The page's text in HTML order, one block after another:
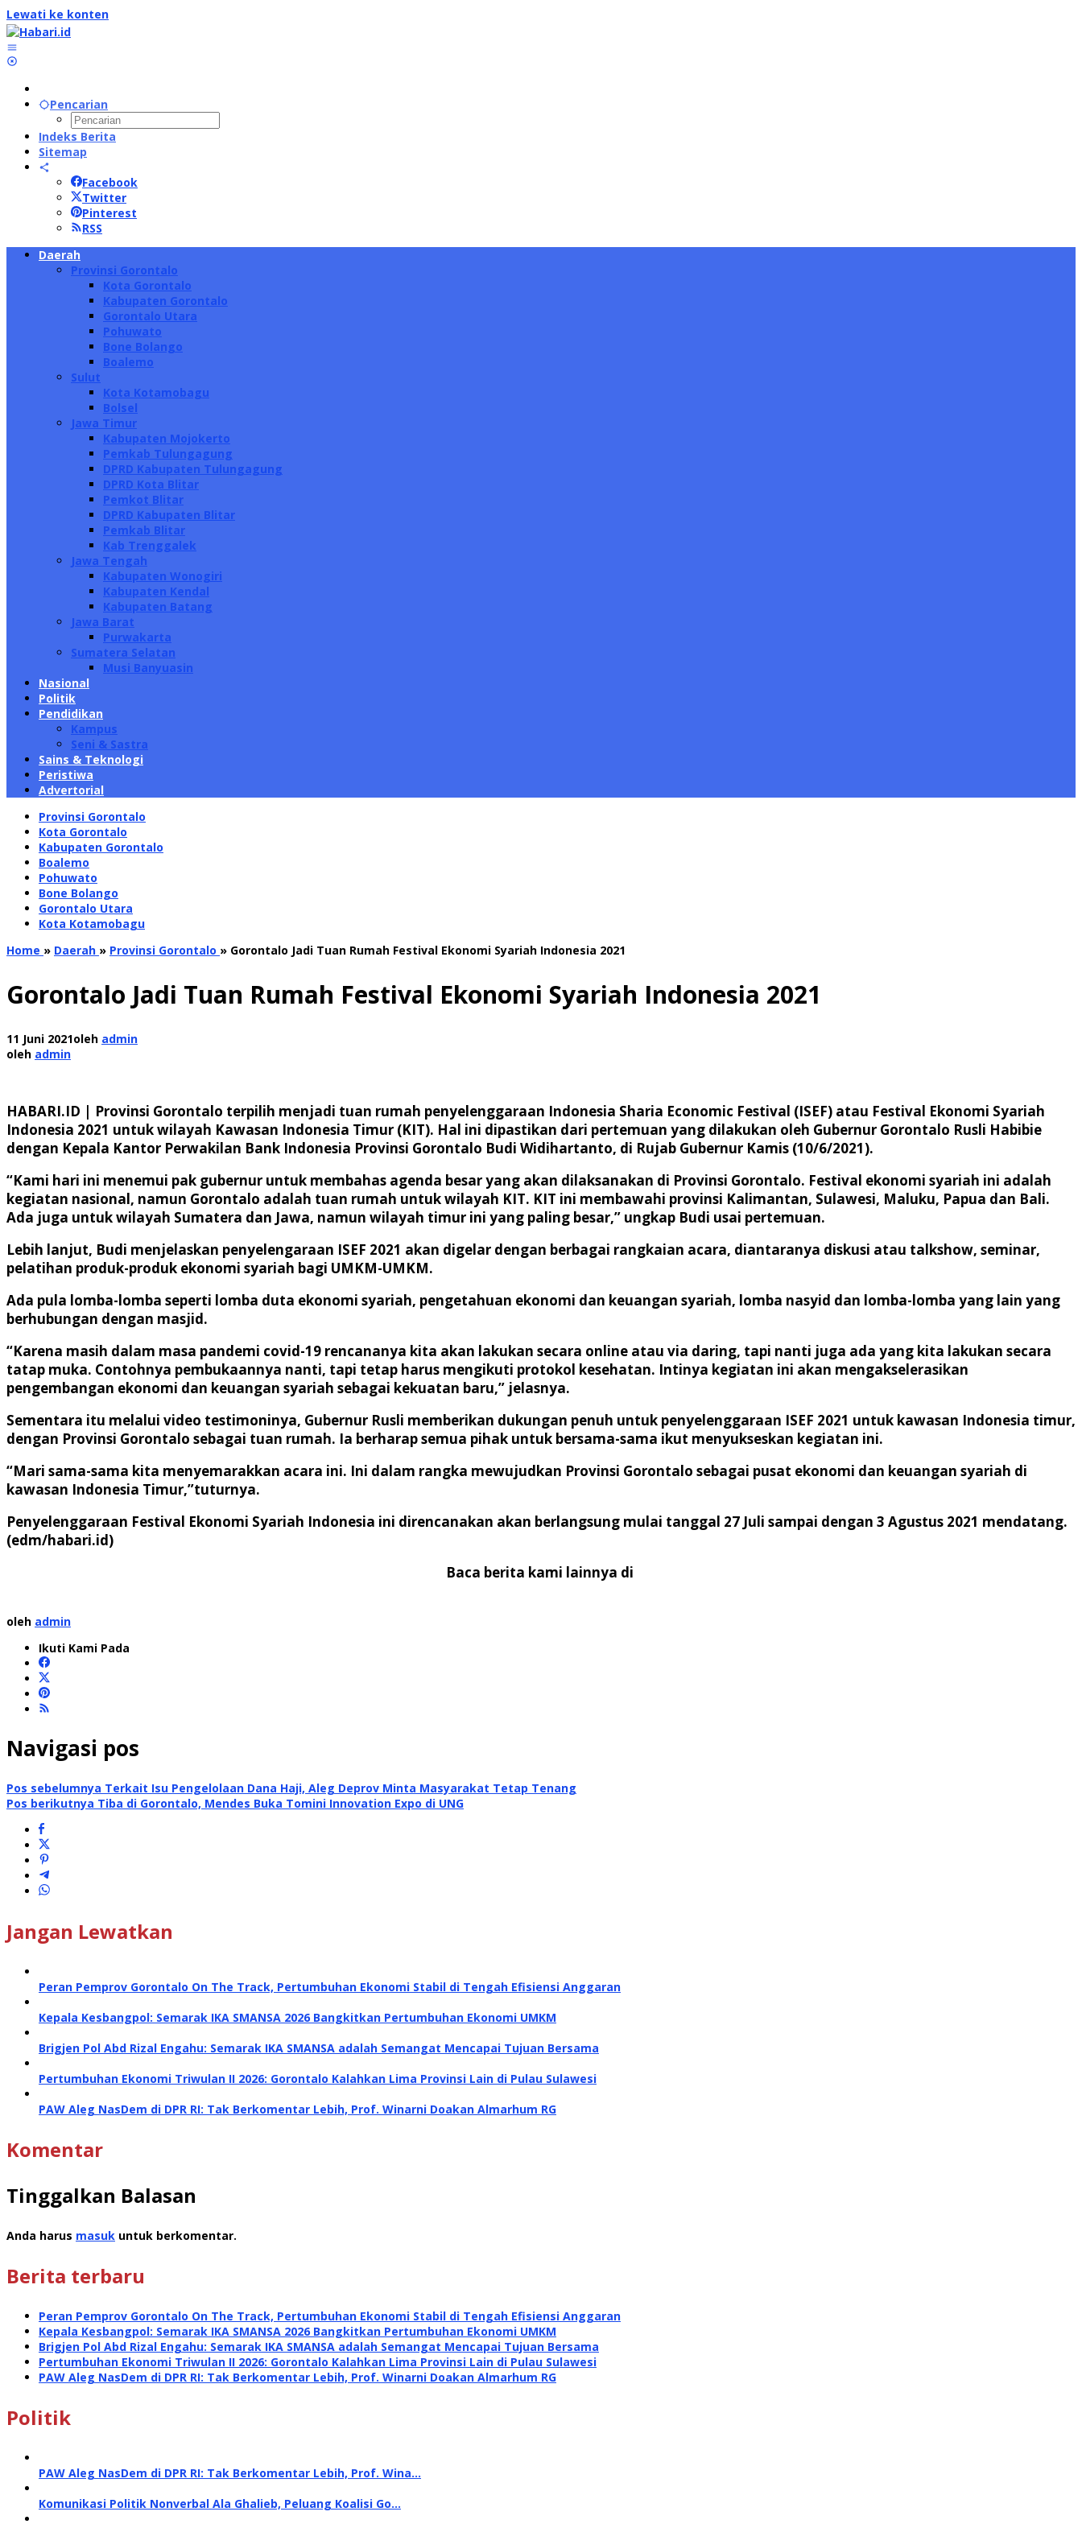
Lewati ke konten
Pencarian
Indeks Berita
Sitemap
Facebook
Twitter
Pinterest
RSS
Daerah
Provinsi Gorontalo
Kota Gorontalo
Kabupaten Gorontalo
Gorontalo Utara
Pohuwato
Bone Bolango
Boalemo
Sulut
Kota Kotamobagu
Bolsel
Jawa Timur
Kabupaten Mojokerto
Pemkab Tulungagung
DPRD Kabupaten Tulungagung
DPRD Kota Blitar
Pemkot Blitar
DPRD Kabupaten Blitar
Pemkab Blitar
Kab Trenggalek
Jawa Tengah
Kabupaten Wonogiri
Kabupaten Kendal
Kabupaten Batang
Jawa Barat
Purwakarta
Sumatera Selatan
Musi Banyuasin
Nasional
Politik
Pendidikan
Kampus
Seni & Sastra
Sains & Teknologi
Peristiwa
Advertorial
Provinsi Gorontalo
Kota Gorontalo
Kabupaten Gorontalo
Boalemo
Pohuwato
Bone Bolango
Gorontalo Utara
Kota Kotamobagu
Home » Daerah » Provinsi Gorontalo » Gorontalo Jadi Tuan Rumah Festival Ekonomi Syariah Indonesia 2021
Gorontalo Jadi Tuan Rumah Festival Ekonomi Syariah Indonesia 2021
11 Juni 2021oleh admin
oleh admin
HABARI.ID | Provinsi Gorontalo terpilih menjadi tuan rumah penyelenggaraan Indonesia Sharia Economic Festival (ISEF) atau Festival Ekonomi Syariah
Indonesia 2021 untuk wilayah Kawasan Indonesia Timur (KIT). Hal ini dipastikan dari pertemuan yang dilakukan oleh Gubernur Gorontalo Rusli Habibie
dengan Kepala Kantor Perwakilan Bank Indonesia Provinsi Gorontalo Budi Widihartanto, di Rujab Gubernur Kamis (10/6/2021).
“Kami hari ini menemui pak gubernur untuk membahas agenda besar yang akan dilaksanakan di Provinsi Gorontalo. Festival ekonomi syariah ini adalah
kegiatan nasional, namun Gorontalo adalah tuan rumah untuk wilayah KIT. KIT ini membawahi provinsi Kalimantan, Sulawesi, Maluku, Papua dan Bali.
Ada juga untuk wilayah Sumatera dan Jawa, namun wilayah timur ini yang paling besar,” ungkap Budi usai pertemuan.
Lebih lanjut, Budi menjelaskan penyelengaraan ISEF 2021 akan digelar dengan berbagai rangkaian acara, diantaranya diskusi atau talkshow, seminar,
pelatihan produk-produk ekonomi syariah bagi UMKM-UMKM.
Ada pula lomba-lomba seperti lomba duta ekonomi syariah, pengetahuan ekonomi dan keuangan syariah, lomba nasyid dan lomba-lomba yang lain yang
berhubungan dengan masjid.
“Karena masih dalam masa pandemi covid-19 rencananya kita akan lakukan secara online atau via daring, tapi nanti juga ada yang kita lakukan secara
tatap muka. Contohnya pembukaannya nanti, tapi tetap harus mengikuti protokol kesehatan. Intinya kegiatan ini akan mengakselerasikan
pengembangan ekonomi dan keuangan syariah sebagai kekuatan baru,” jelasnya.
Sementara itu melalui video testimoninya, Gubernur Rusli memberikan dukungan penuh untuk penyelenggaraan ISEF 2021 untuk kawasan Indonesia timur,
dengan Provinsi Gorontalo sebagai tuan rumah. Ia berharap semua pihak untuk bersama-sama ikut menyukseskan kegiatan ini.
“Mari sama-sama kita menyemarakkan acara ini. Ini dalam rangka mewujudkan Provinsi Gorontalo sebagai pusat ekonomi dan keuangan syariah di
kawasan Indonesia Timur,”tuturnya.
Penyelenggaraan Festival Ekonomi Syariah Indonesia ini direncanakan akan berlangsung mulai tanggal 27 Juli sampai dengan 3 Agustus 2021 mendatang.
(edm/habari.id)
Baca berita kami lainnya di
oleh admin
Ikuti Kami Pada
Navigasi pos
Pos sebelumnya Terkait Isu Pengelolaan Dana Haji, Aleg Deprov Minta Masyarakat Tetap Tenang
Pos berikutnya Tiba di Gorontalo, Mendes Buka Tomini Innovation Expo di UNG
Jangan Lewatkan
Peran Pemprov Gorontalo On The Track, Pertumbuhan Ekonomi Stabil di Tengah Efisiensi Anggaran
Kepala Kesbangpol: Semarak IKA SMANSA 2026 Bangkitkan Pertumbuhan Ekonomi UMKM
Brigjen Pol Abd Rizal Engahu: Semarak IKA SMANSA adalah Semangat Mencapai Tujuan Bersama
Pertumbuhan Ekonomi Triwulan II 2026: Gorontalo Kalahkan Lima Provinsi Lain di Pulau Sulawesi
PAW Aleg NasDem di DPR RI: Tak Berkomentar Lebih, Prof. Winarni Doakan Almarhum RG
Komentar
Tinggalkan Balasan
Anda harus masuk untuk berkomentar.
Berita terbaru
Peran Pemprov Gorontalo On The Track, Pertumbuhan Ekonomi Stabil di Tengah Efisiensi Anggaran
Kepala Kesbangpol: Semarak IKA SMANSA 2026 Bangkitkan Pertumbuhan Ekonomi UMKM
Brigjen Pol Abd Rizal Engahu: Semarak IKA SMANSA adalah Semangat Mencapai Tujuan Bersama
Pertumbuhan Ekonomi Triwulan II 2026: Gorontalo Kalahkan Lima Provinsi Lain di Pulau Sulawesi
PAW Aleg NasDem di DPR RI: Tak Berkomentar Lebih, Prof. Winarni Doakan Almarhum RG
Politik
PAW Aleg NasDem di DPR RI: Tak Berkomentar Lebih, Prof. Wina…
Komunikasi Politik Nonverbal Ala Ghalieb, Peluang Koalisi Go…